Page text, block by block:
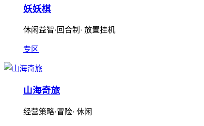
妖妖棋
休闲益智·回合制· 放置挂机
专区
山海奇旅
经营策略·冒险· 休闲